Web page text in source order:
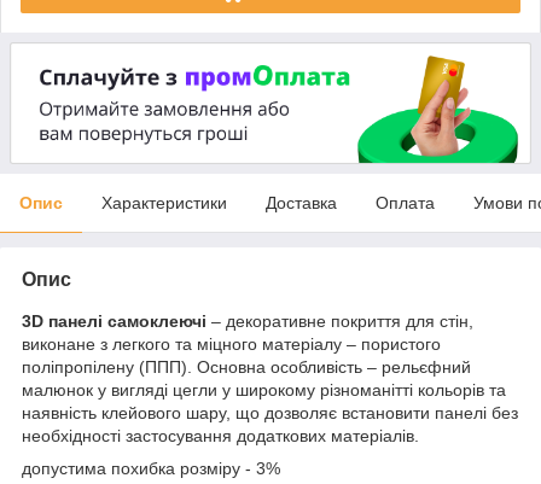
Опис Характеристики Доставка Оплата Умови
Опис
3D панелі самоклеючі – декоративне покриття для стін,
виконане з легкого та міцного матеріалу – пористого
поліпропілену (ППП). Основна особливість – рельєфний
малюнок у вигляді цегли у широкому різноманітті кольорів та
наявність клейового шару, що дозволяє встановити панелі без
необхідності застосування додаткових матеріалів.
допустима похибка розміру - 3%